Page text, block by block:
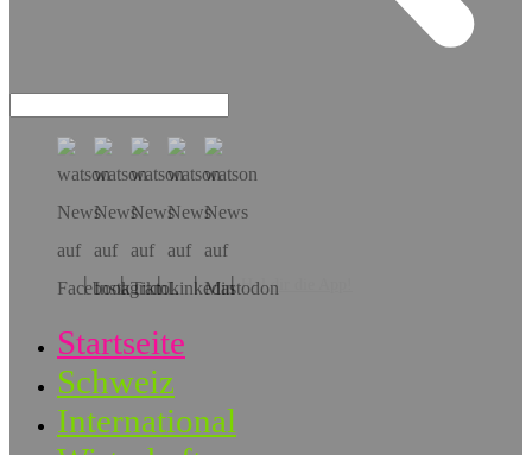
Hol dir die App!
Startseite
Schweiz
International